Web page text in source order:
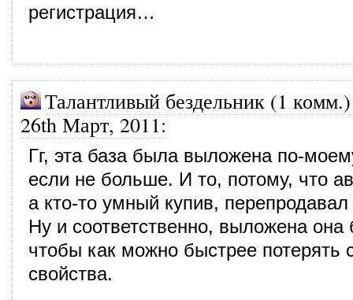
регистрация…
Талантливый бездельник (1 комм.)
26th Март, 2011:
Гг, эта база была выложена по-
если не больше. И то, потому, что
а кто-то умный купив, перепродавал
Ну и соответственно, выложена она
чтобы как можно быстрее потерять
свойства.